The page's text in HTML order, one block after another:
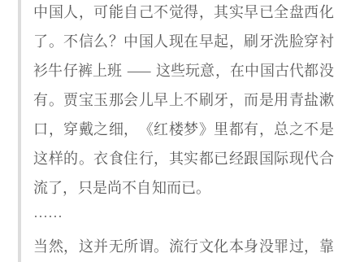
中国人，可能自己不觉得，其实早已全盘西化
了。不信么？中国人现在早起，刷牙洗脸穿衬
衫牛仔裤上班 —— 这些玩意，在中国古代都没
有。贾宝玉那会儿早上不刷牙，而是用青盐漱
口，穿戴之细，《红楼梦》里都有，总之不是
这样的。衣食住行，其实都已经跟国际现代合
流了，只是尚不自知而已。
……
当然，这并无所谓。流行文化本身没罪过，靠